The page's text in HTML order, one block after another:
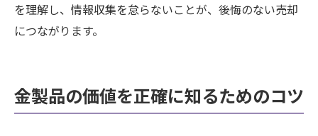
を理解し、情報収集を怠らないことが、後悔のない売却
につながります。
金製品の価値を正確に知るためのコツ